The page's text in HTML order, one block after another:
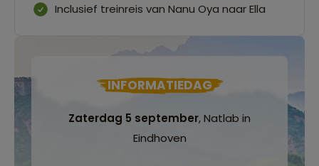
Inclusief treinreis van Nanu Oya naar Ella
INFORMATIEDAG
Zaterdag 5 september, Natlab in
Eindhoven